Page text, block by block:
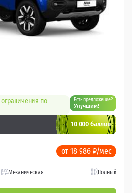
ограничения по
Есть предложение?
Улучшим!
10 000 баллов
от 18 986 ₽/мес
Механическая Полный